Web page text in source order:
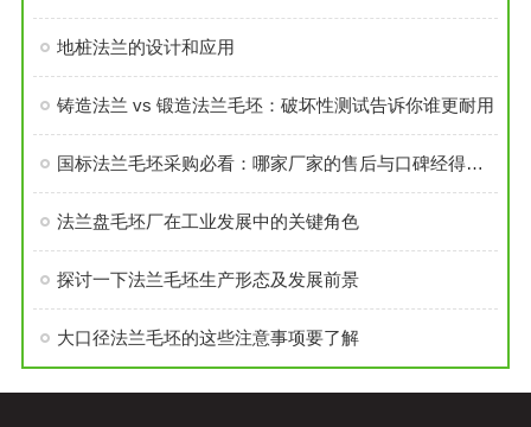
地桩法兰的设计和应用
铸造法兰 vs 锻造法兰毛坯：破坏性测试告诉你谁更耐用
国标法兰毛坯采购必看：哪家厂家的售后与口碑经得起考验？
法兰盘毛坯厂在工业发展中的关键角色
探讨一下法兰毛坯生产形态及发展前景
大口径法兰毛坯的这些注意事项要了解